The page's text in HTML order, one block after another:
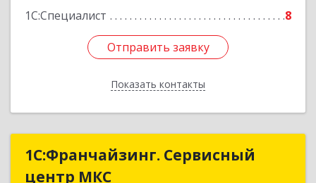
1С:Специалист
8
Отправить заявку
Показать контакты
Отправить заявку
Назад
1С:Франчайзинг. Сервисный
центр МКС
1С:Франчайзинг. Сервисный